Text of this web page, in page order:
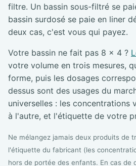
filtre. Un bassin sous-filtré se
bassin surdosé se paie en liner
deux cas, c'est vous qui payez.
Votre bassin ne fait pas 8 × 4 ?
votre volume en trois mesures,
forme, puis les dosages
dessus sont des usages du
universelles : les concentrations
à l'autre, et l'étiquette de votre
Ne mélangez jamais deux produits de
l'étiquette du fabricant (les
hors de portée des enfants. En cas de